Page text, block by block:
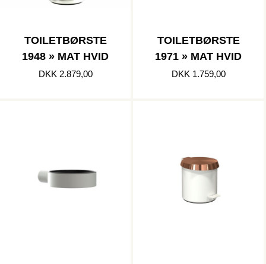
TOILETBØRSTE
1948 » MAT HVID
DKK 2.879,00
TOILETBØRSTE
1971 » MAT HVID
DKK 1.759,00